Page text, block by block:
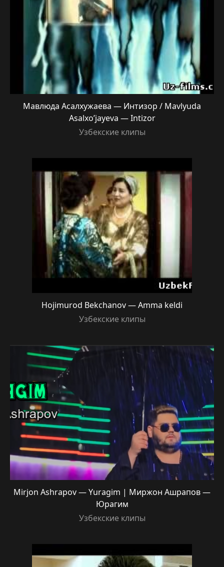
Мавлюда Асалхужаева — Интизор / Mavlyuda
Asalxo’jayeva — Intizor
Узбекские клипы
Hojimurod Bekchanov — Amma keldi
Узбекские клипы
Mirjon Ashrapov — Yuragim | Миржон Ашрапов —
Юрагим
Узбекские клипы